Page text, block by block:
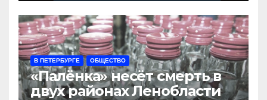
В ПЕТЕРБУРГЕ ОБЩЕСТВО
«Палёнка» несёт смерть в
двух районах Ленобласти